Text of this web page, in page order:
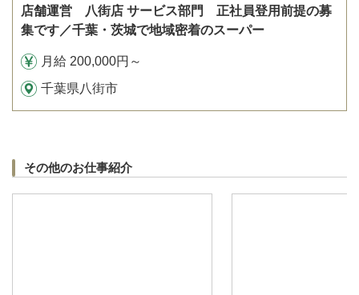
店舗運営 八街店 サービス部門 正社員登用前提の募
集です／千葉・茨城で地域密着のスーパー
月給 200,000円～
千葉県八街市
その他のお仕事紹介